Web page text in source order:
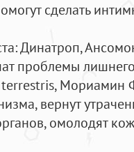
сделать
: Динатроп,
проблемы
Мориамин
вернут
омолодят